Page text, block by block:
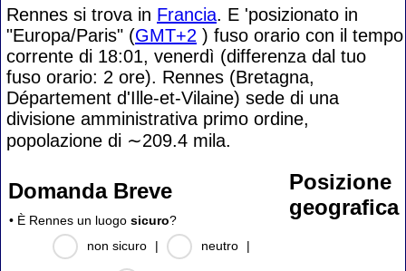
Rennes si trova in Francia. E 'posizionato in
"Europa/Paris" (GMT+2 ) fuso orario con il tempo
corrente di 18:01, venerdì (differenza dal tuo
fuso orario: 2 ore). Rennes (Bretagna,
Département d'Ille-et-Vilaine) sede di una
divisione amministrativa primo ordine,
popolazione di ∼209.4 mila.
Domanda Breve
• È Rennes un luogo sicuro?
non sicuro
| neutro |
Posizione
geografica